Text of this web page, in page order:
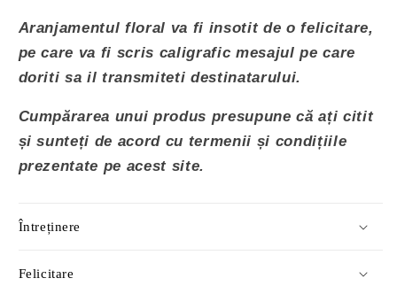
Aranjamentul floral va fi insotit de o felicitare,
pe care va fi scris caligrafic mesajul pe care
doriti sa il transmiteti destinatarului.
Cumpărarea unui produs presupune că ați citit
și sunteți de acord cu termenii și condițiile
prezentate pe acest site.
Întreținere
Felicitare